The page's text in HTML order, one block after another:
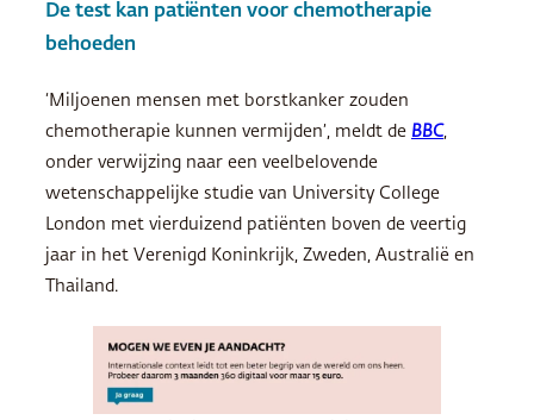
De test kan patiënten voor chemotherapie
behoeden
‘Miljoenen mensen met borstkanker zouden
chemotherapie kunnen vermijden’, meldt de BBC
onder verwijzing naar een veelbelovende
wetenschappelijke studie van University College
London met vierduizend patiënten boven de veertig
jaar in het Verenigd Koninkrijk, Zweden, Australië en
Thailand.